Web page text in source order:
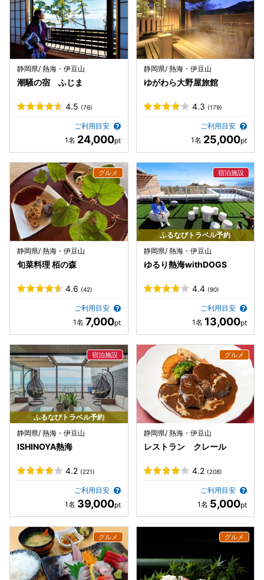
静岡県/ 熱海・伊豆山
潮騒の宿 ふじま
4.5 (76)
ご利用目安
24,000
静岡県/ 熱海・伊豆山
ゆがわら大野屋旅館
4.3 (179)
ご利用目安
25,000
静岡県/ 熱海・伊豆山
旬菜料理 栢の森
4.6 (42)
ご利用目安
7,000
ふるなびトラベル予約
静岡県/ 熱海・伊豆山
ゆるり熱海withDOGS
4.4 (90)
ご利用目安
13,000
ふるなびトラベル予約
静岡県/ 熱海・伊豆山
ISHINOYA熱海
4.2 (221)
ご利用目安
39,000
静岡県/ 熱海・伊豆山
レストラン クレール
4.2 (208)
ご利用目安
5,000